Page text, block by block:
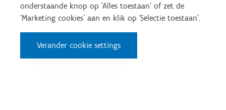
onderstaande knop op 'Alles toestaan' of zet de
'Marketing cookies' aan en klik op 'Selectie toestaan'.
Verander cookie settings